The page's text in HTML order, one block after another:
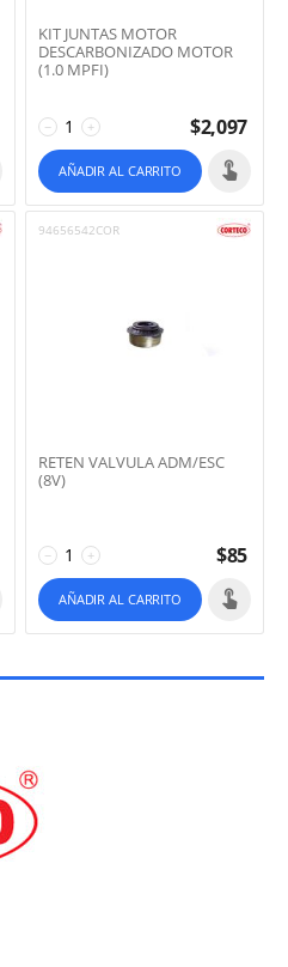
KIT JUNTAS MOTOR
DESCARBONIZADO MOTOR
(1.0 MPFI)
+
− $2,097
AÑADIR AL CARRITO
94656542COR
RETEN VALVULA ADM/ESC
(8V)
+
− $85
AÑADIR AL CARRITO